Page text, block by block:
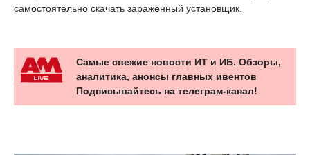
самостоятельно скачать заражённый установщик.
Самые свежие новости ИТ и ИБ. Обзоры,
аналитика, анонсы главных ивентов
Подписывайтесь на телеграм-канал!